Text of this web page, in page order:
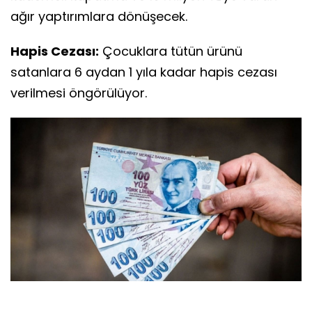
ağır yaptırımlara dönüşecek.
Hapis Cezası: Çocuklara tütün ürünü
satanlara 6 aydan 1 yıla kadar hapis cezası
verilmesi öngörülüyor.